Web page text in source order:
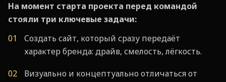
На момент старта проекта перед командой
стояли три ключевые задачи:
Создать сайт, который сразу передаёт
характер бренда: драйв, смелость, лёгкость.
Визуально и концептуально отличаться от